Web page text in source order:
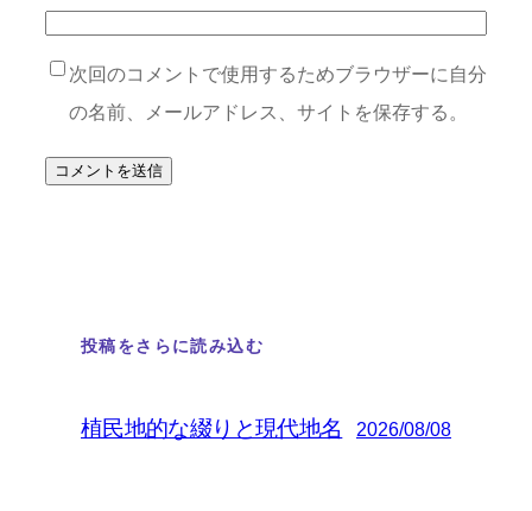
次回のコメントで使用するためブラウザーに自分
の名前、メールアドレス、サイトを保存する。
投稿をさらに読み込む
植民地的な綴りと現代地名 2026/08/08